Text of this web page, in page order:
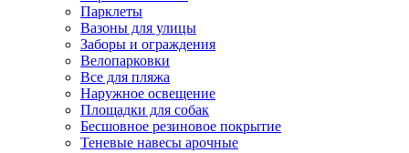
Парклеты
Вазоны для улицы
Заборы и ограждения
Велопарковки
Все для пляжа
Наружное освещение
Площадки для собак
Бесшовное резиновое покрытие
Теневые навесы арочные